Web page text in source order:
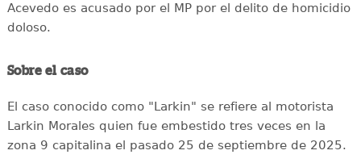
Acevedo es acusado por el MP por el delito de homicidio
doloso.
Sobre el caso
El caso conocido como "Larkin" se refiere al motorista
Larkin Morales quien fue embestido tres veces en la
zona 9 capitalina el pasado 25 de septiembre de 2025.